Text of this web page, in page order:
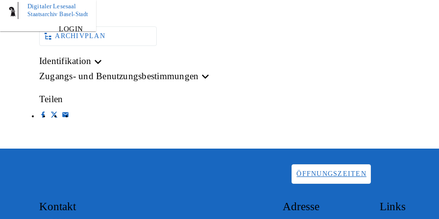
Digitaler Lesesaal
Staatsarchiv Basel-Stadt
LOGIN
AKTE
ARCHIVPLAN
Identifikation
Zugangs- und Benutzungsbestimmungen
Teilen
ÖFFNUNGSZEITEN
Kontakt Adresse Links